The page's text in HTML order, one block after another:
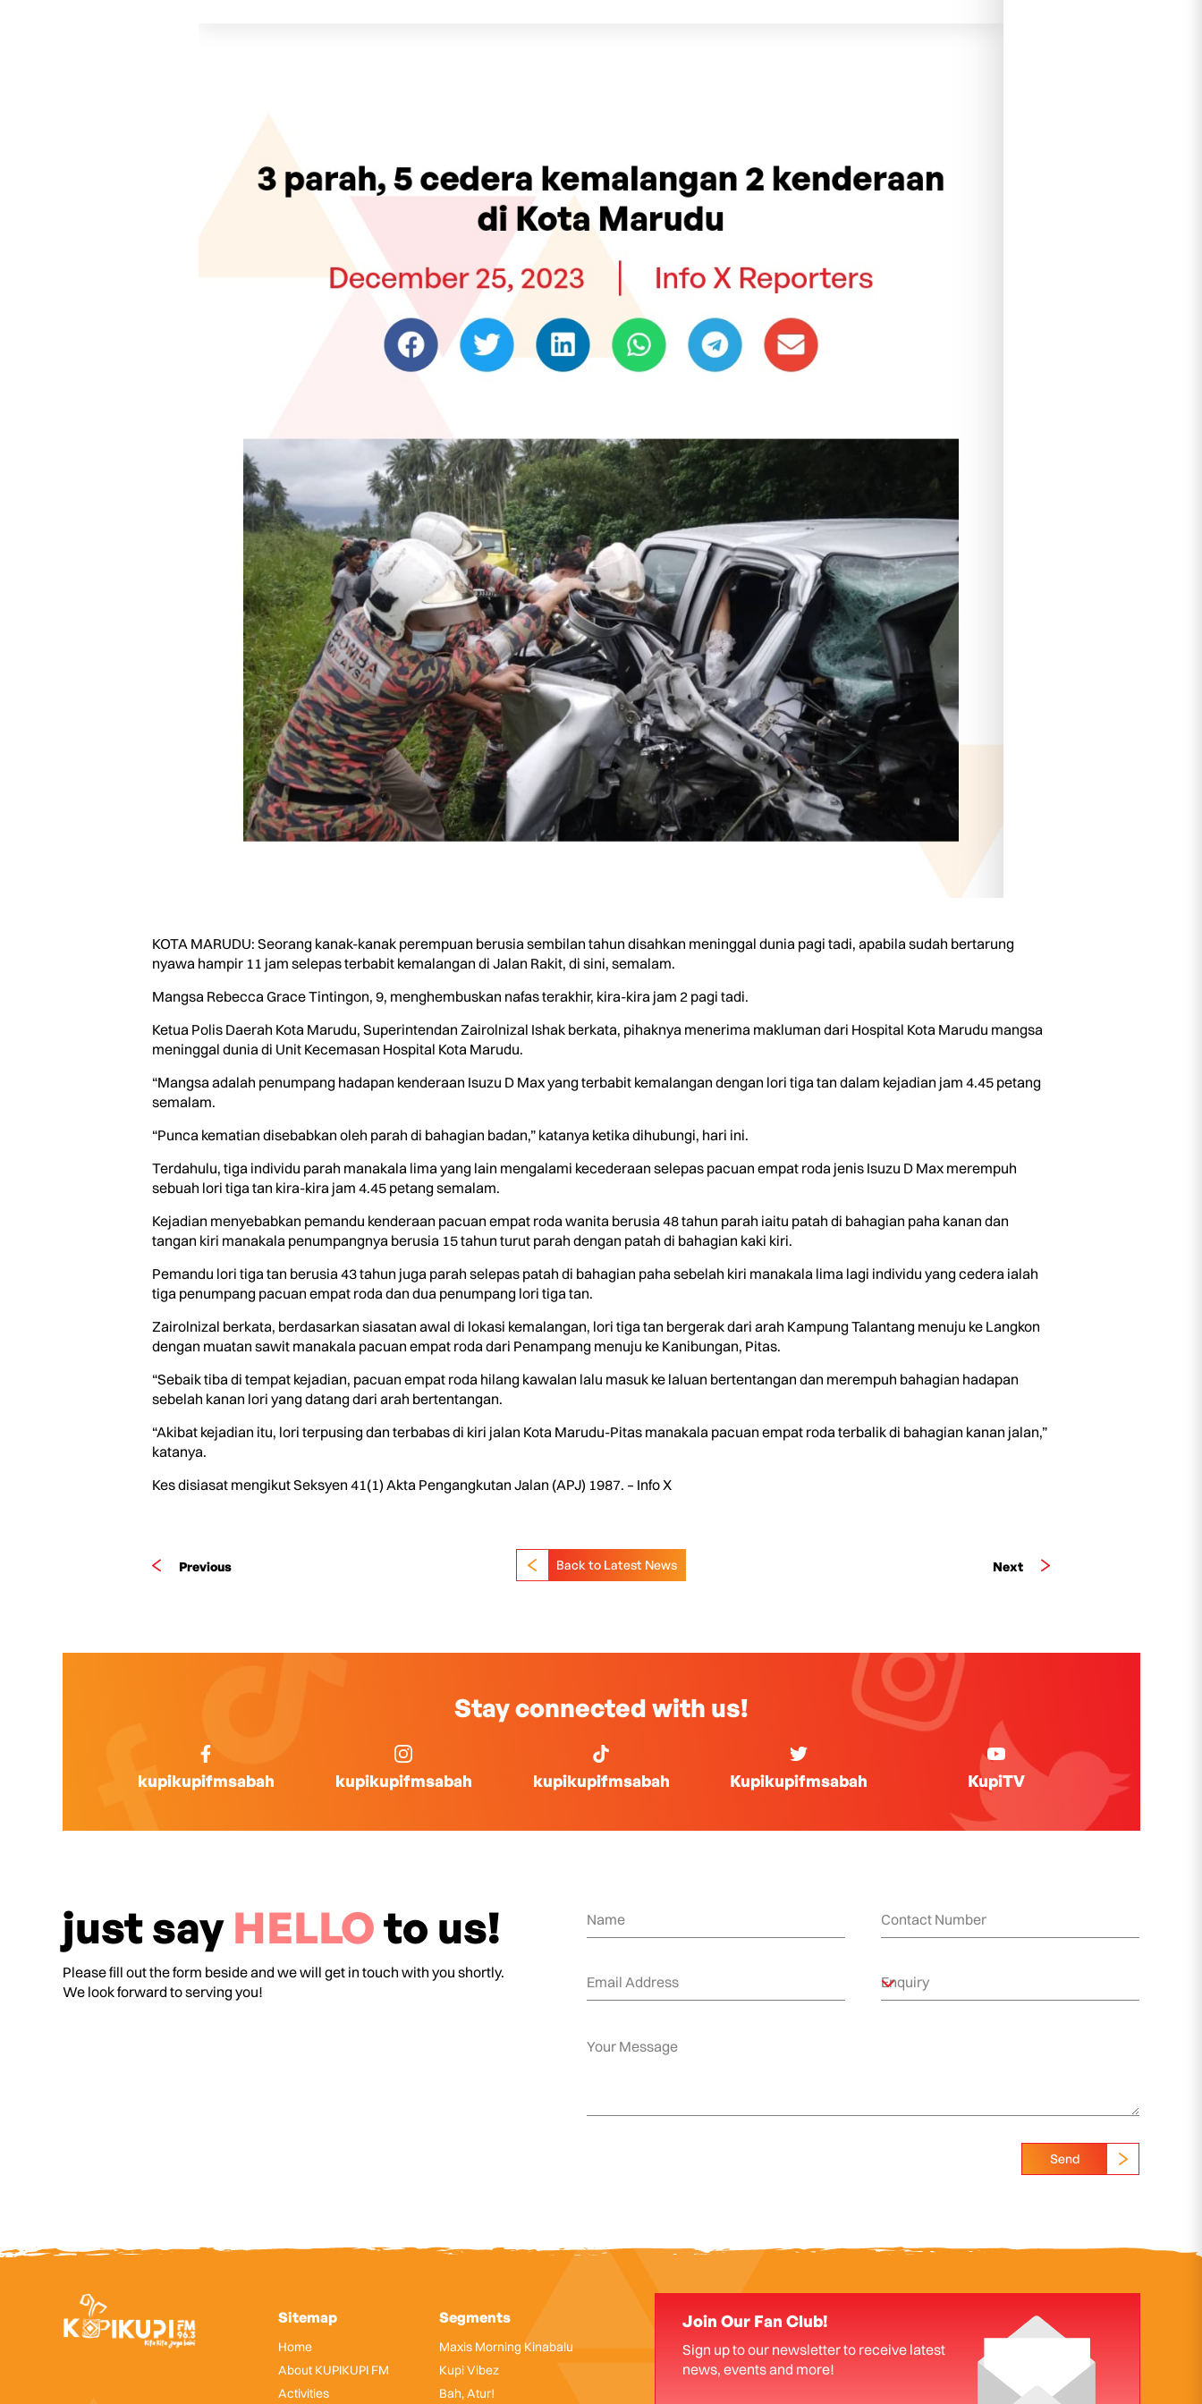
KOTA MARUDU: Seorang kanak-kanak perempuan berusia sembilan tahun disahkan meninggal dunia pagi tadi, apabila sudah bertarung
nyawa hampir 11 jam selepas terbabit kemalangan di Jalan Rakit, di sini, semalam.
Mangsa Rebecca Grace Tintingon, 9, menghembuskan nafas terakhir, kira-kira jam 2 pagi tadi.
Ketua Polis Daerah Kota Marudu, Superintendan Zairolnizal Ishak berkata, pihaknya menerima makluman dari Hospital Kota Marudu mangsa
meninggal dunia di Unit Kecemasan Hospital Kota Marudu.
“Mangsa adalah penumpang hadapan kenderaan Isuzu D Max yang terbabit kemalangan dengan lori tiga tan dalam kejadian jam 4.45 petang
semalam.
“Punca kematian disebabkan oleh parah di bahagian badan,” katanya ketika dihubungi, hari ini.
Terdahulu, tiga individu parah manakala lima yang lain mengalami kecederaan selepas pacuan empat roda jenis Isuzu D Max merempuh
sebuah lori tiga tan kira-kira jam 4.45 petang semalam.
Kejadian menyebabkan pemandu kenderaan pacuan empat roda wanita berusia 48 tahun parah iaitu patah di bahagian paha kanan dan
tangan kiri manakala penumpangnya berusia 15 tahun turut parah dengan patah di bahagian kaki kiri.
Pemandu lori tiga tan berusia 43 tahun juga parah selepas patah di bahagian paha sebelah kiri manakala lima lagi individu yang cedera ialah
tiga penumpang pacuan empat roda dan dua penumpang lori tiga tan.
Zairolnizal berkata, berdasarkan siasatan awal di lokasi kemalangan, lori tiga tan bergerak dari arah Kampung Talantang menuju ke Langkon
dengan muatan sawit manakala pacuan empat roda dari Penampang menuju ke Kanibungan, Pitas.
“Sebaik tiba di tempat kejadian, pacuan empat roda hilang kawalan lalu masuk ke laluan bertentangan dan merempuh bahagian hadapan
sebelah kanan lori yang datang dari arah bertentangan.
“Akibat kejadian itu, lori terpusing dan terbabas di kiri jalan Kota Marudu-Pitas manakala pacuan empat roda terbalik di bahagian kanan jalan,”
katanya.
Kes disiasat mengikut Seksyen 41(1) Akta Pengangkutan Jalan (APJ) 1987. – Info X
Previous Next
Back to Latest News
Stay connected with us!
kupikupifmsabah kupikupifmsabah kupikupifmsabah Kupikupifmsabah KupiTV
just say HELLOto us!
Please fill out the form beside and we will get in touch with you shortly.
We look forward to serving you!
Send
Sitemap
Home
About KUPIKUPI FM
Activities
Segments
Maxis Morning Kinabalu
Kupi Vibez
Bah, Atur!
Join Our Fan Club!
Sign up to our newsletter to receive latest
news, events and more!